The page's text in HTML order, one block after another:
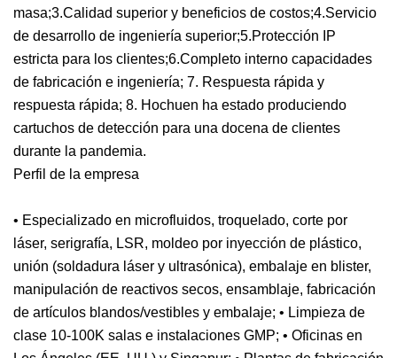
masa;3.Calidad superior y beneficios de costos;4.Servicio
de desarrollo de ingeniería superior;5.Protección IP
estricta para los clientes;6.Completo interno capacidades
de fabricación e ingeniería; 7. Respuesta rápida y
respuesta rápida; 8. Hochuen ha estado produciendo
cartuchos de detección para una docena de clientes
durante la pandemia.
Perfil de la empresa
• Especializado en microfluidos, troquelado, corte por
láser, serigrafía, LSR, moldeo por inyección de plástico,
unión (soldadura láser y ultrasónica), embalaje en blister,
manipulación de reactivos secos, ensamblaje, fabricación
de artículos blandos/vestibles y embalaje; • Limpieza de
clase 10-100K salas e instalaciones GMP; • Oficinas en